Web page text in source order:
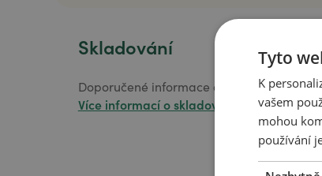
Skladování
Doporučené informace o skladování
Více informací o skladování
Tyto
K
vašem
mohou
používání